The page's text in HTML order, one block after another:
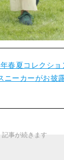
年春夏コレクシ
ニーカーがお披